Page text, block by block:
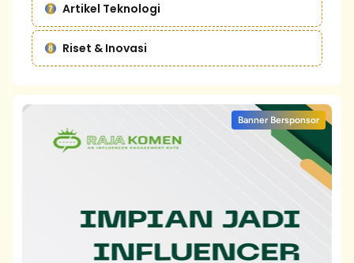
Artikel Teknologi
Riset & Inovasi
Banner Bersponsor